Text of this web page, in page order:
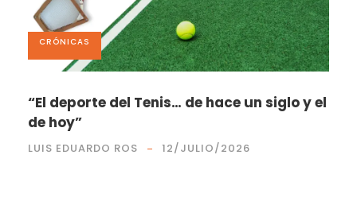
CRÓNICAS
“El deporte del Tenis… de hace un siglo y el
de hoy”
LUIS EDUARDO ROS 12/JULIO/2026